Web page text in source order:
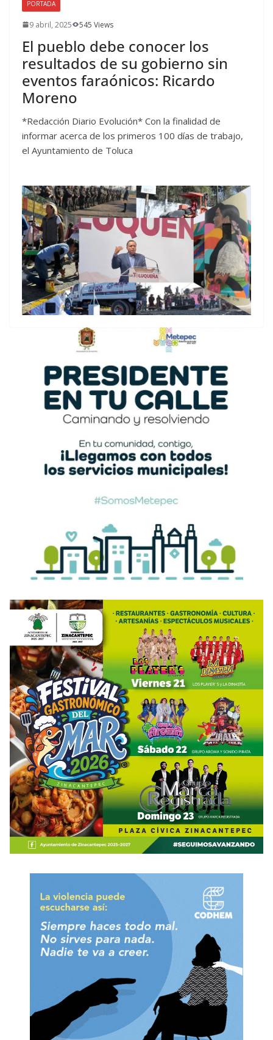
PORTADA
9 abril, 2025 545 Views
El pueblo debe conocer los
resultados de su gobierno sin
eventos faraónicos: Ricardo
Moreno
*Redacción Diario Evolución* Con la finalidad de
informar acerca de los primeros 100 días de trabajo,
el Ayuntamiento de Toluca